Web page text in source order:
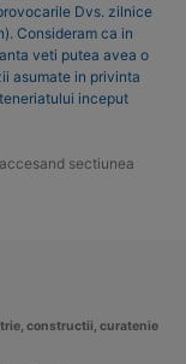
Dvs. zilnice
Consideram ca in
veti putea avea o
asumate in privinta
inceput
sectiunea
constructii, curatenie